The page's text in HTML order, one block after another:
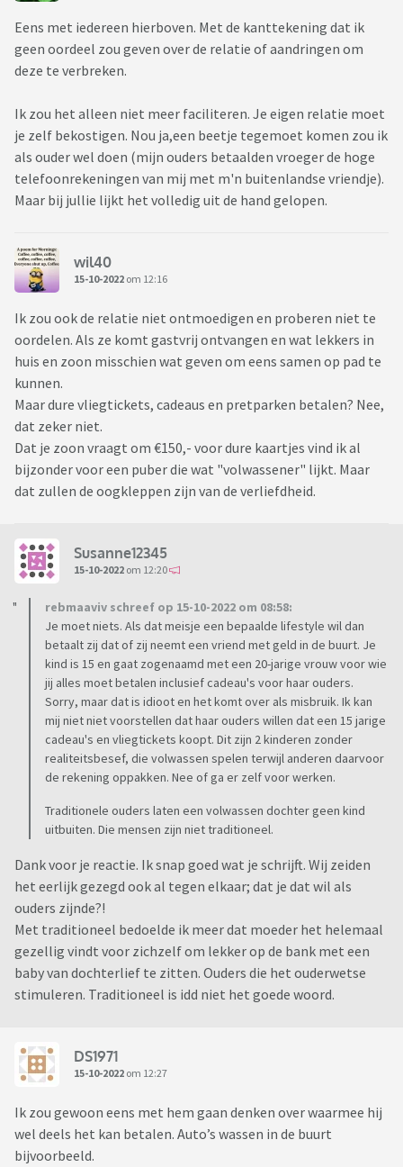
Eens met iedereen hierboven. Met de kanttekening dat ik
geen oordeel zou geven over de relatie of aandringen om
deze te verbreken.
Ik zou het alleen niet meer faciliteren. Je eigen relatie moet
je zelf bekostigen. Nou ja,een beetje tegemoet komen zou ik
als ouder wel doen (mijn ouders betaalden vroeger de hoge
telefoonrekeningen van mij met m'n buitenlandse vriendje).
Maar bij jullie lijkt het volledig uit de hand gelopen.
wil40
15-10-2022 om 12:16
Ik zou ook de relatie niet ontmoedigen en proberen niet te
oordelen. Als ze komt gastvrij ontvangen en wat lekkers in
huis en zoon misschien wat geven om eens samen op pad te
kunnen.
Maar dure vliegtickets, cadeaus en pretparken betalen? Nee,
dat zeker niet.
Dat je zoon vraagt om €150,- voor dure kaartjes vind ik al
bijzonder voor een puber die wat "volwassener" lijkt. Maar
dat zullen de oogkleppen zijn van de verliefdheid.
Susanne12345
15-10-2022 om 12:20
rebmaaviv schreef op 15-10-2022 om 08:58:
Je moet niets. Als dat meisje een bepaalde lifestyle wil dan
betaalt zij dat of zij neemt een vriend met geld in de buurt. Je
kind is 15 en gaat zogenaamd met een 20-jarige vrouw voor wie
jij alles moet betalen inclusief cadeau's voor haar ouders.
Sorry, maar dat is idioot en het komt over als misbruik. Ik kan
mij niet niet voorstellen dat haar ouders willen dat een 15 jarige
cadeau's en vliegtickets koopt. Dit zijn 2 kinderen zonder
realiteitsbesef, die volwassen spelen terwijl anderen daarvoor
de rekening oppakken. Nee of ga er zelf voor werken.
Traditionele ouders laten een volwassen dochter geen kind
uitbuiten. Die mensen zijn niet traditioneel.
Dank voor je reactie. Ik snap goed wat je schrijft. Wij zeiden
het eerlijk gezegd ook al tegen elkaar; dat je dat wil als
ouders zijnde?!
Met traditioneel bedoelde ik meer dat moeder het helemaal
gezellig vindt voor zichzelf om lekker op de bank met een
baby van dochterlief te zitten. Ouders die het ouderwetse
stimuleren. Traditioneel is idd niet het goede woord.
DS1971
15-10-2022 om 12:27
Ik zou gewoon eens met hem gaan denken over waarmee hij
wel deels het kan betalen. Auto’s wassen in de buurt
bijvoorbeeld.